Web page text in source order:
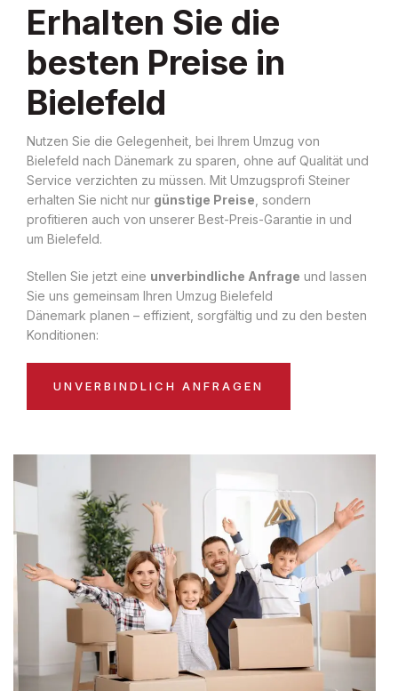
Erhalten Sie die
besten Preise in
Bielefeld
Nutzen Sie die Gelegenheit, bei Ihrem Umzug von
Bielefeld nach Dänemark zu sparen, ohne auf Qualität und
Service verzichten zu müssen. Mit Umzugsprofi Steiner
erhalten Sie nicht nur günstige Preise , sondern
profitieren auch von unserer Best-Preis-Garantie in und
um Bielefeld.
Stellen Sie jetzt eine unverbindliche Anfrage und lassen
Sie uns gemeinsam Ihren Umzug Bielefeld
Dänemark planen – effizient, sorgfältig und zu den besten
Konditionen:
UNVERBINDLICH ANFRAGEN